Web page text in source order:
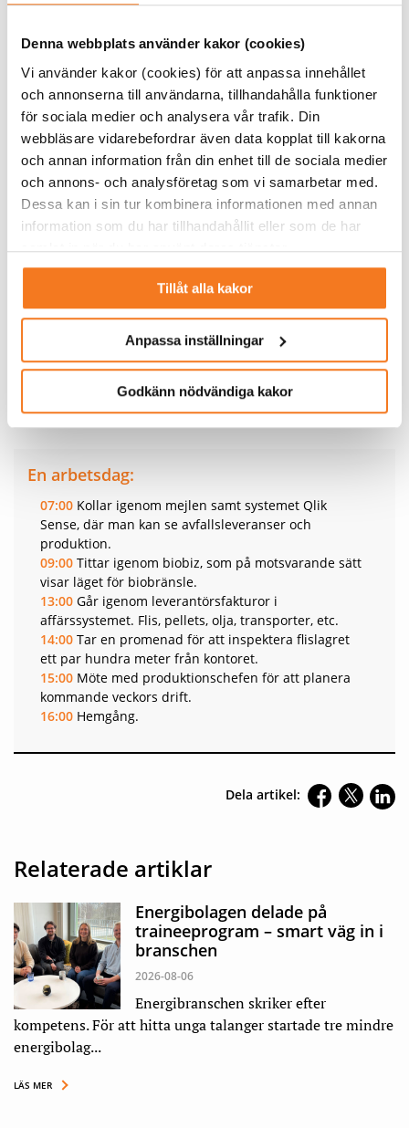
Denna webbplats använder kakor (cookies)
Vi använder kakor (cookies) för att anpassa innehållet
och annonserna till användarna, tillhandahålla funktioner
för sociala medier och analysera vår trafik. Din
webbläsare vidarebefordrar även data kopplat till kakorna
och annan information från din enhet till de sociala medier
och annons- och analysföretag som vi samarbetar med.
Dessa kan i sin tur kombinera informationen med annan
information som du har tillhandahållit eller som de har
samlat in när du har använt deras tjänster.
Tillåt alla kakor
Anpassa inställningar
Godkänn nödvändiga kakor
procent från grannkommuner. Borås Energi och Miljö
hushållsavfall.
– Vi märker att mindre och mindre brännbart avfall
kommer från hushållssidan, vilket har att göra med att vi
blivit bättre på att sortera och återvinna. Det är ju väldigt
positivt för miljön och något vi får förhålla oss till.
Ibland hettar jobbet till och blir stressigt. Exempelvis när
en panna trillar ur och man måste starta upp en av
bolagets reservanläggningar. Då ansvarar han för att
snabbt organisera logistiken för att ordna fram såväl
bemanning som bränsletransporter.
– Man behöver kunna hålla många saker i huvudet
samtidigt. Men jag jobbade som controller tidigare så jag
är van, säger Jörgen Antemyr.
En arbetsdag:
07:00 Kollar igenom mejlen samt systemet Qlik
Sense, där man kan se avfallsleveranser och
produktion.
09:00 Tittar igenom biobiz, som på motsvarande sätt
visar läget för biobränsle.
13:00 Går igenom leverantörsfakturor i
affärssystemet. Flis, pellets, olja, transporter, etc.
14:00 Tar en promenad för att inspektera flislagret
ett par hundra meter från kontoret.
15:00 Möte med produktionschefen för att planera
kommande veckors drift.
16:00 Hemgång.
Dela artikel:
Relaterade artiklar
Energibolagen delade på
traineeprogram – smart väg in i
branschen
2026-08-06
Energibranschen skriker efter
kompetens. För att hitta unga talanger startade tre mindre
energibolag...
LÄS MER